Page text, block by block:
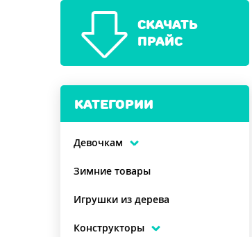
СКАЧАТЬ
ПРАЙС
КАТЕГОРИИ
Девочкам
Зимние товары
Игрушки из дерева
Конструкторы